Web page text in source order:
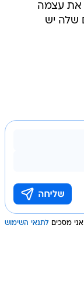
את עצמה
שלה יש
מסכים לתנאי השימוש